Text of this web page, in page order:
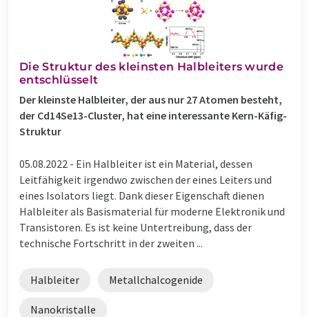
Die Struktur des kleinsten Halbleiters wurde
entschlüsselt
Der kleinste Halbleiter, der aus nur 27 Atomen besteht,
der Cd14Se13-Cluster, hat eine interessante Kern-Käfig-
Struktur
05.08.2022 - Ein Halbleiter ist ein Material, dessen
Leitfähigkeit irgendwo zwischen der eines Leiters und
eines Isolators liegt. Dank dieser Eigenschaft dienen
Halbleiter als Basismaterial für moderne Elektronik und
Transistoren. Es ist keine Untertreibung, dass der
technische Fortschritt in der zweiten ...
Halbleiter Metallchalcogenide
Nanokristalle